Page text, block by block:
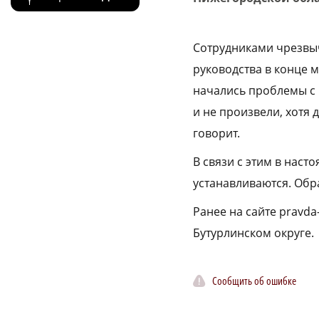
Сотрудниками
руководства в конце
начались проблемы с
и не произвели, хотя
говорит.
В связи с этим в
устанавливаются.
Ранее на сайте
Бутурлинском округе.
Сообщить об ошибке